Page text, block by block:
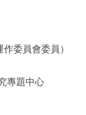
委員會委員）
專題中心